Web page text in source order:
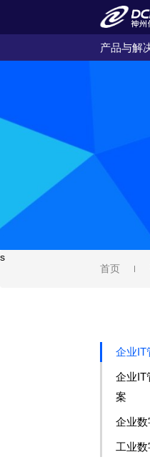
产品与解
s
首页
企业IT
企业IT
案
企业
工业